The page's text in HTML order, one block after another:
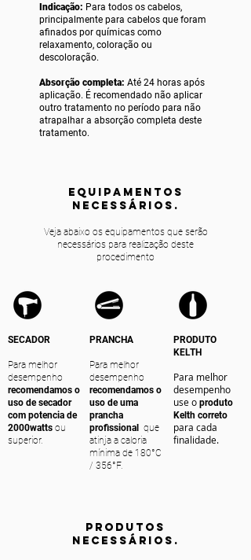
Indicação: Para todos os cabelos,
principalmente para cabelos que foram
afinados por químicas como
relaxamento, coloração ou
descoloração.
Absorção completa: Até 24 horas após
aplicação. É recomendado não aplicar
outro tratamento no período para não
atrapalhar a absorção completa deste
tratamento.
equipamentos
NECESSÁRIOS.
Veja abaixo os equipamentos que serão
necessários para realização deste
procedimento
SECADOR
Para melhor
desempenho
recomendamos o
uso de secador
com potencia de
2000watts ou
superior.
PRANCHA
Para melhor
desempenho
recomendamos o
uso de uma
prancha
profissional que
atinja a caloria
mínima de 180°C
/ 356°F.
PRODUTO
KELTH
Para melhor
desempenho
use o produto
Kelth correto
para cada
finalidade.
PRODUTOS
NECESSÁRIOS.